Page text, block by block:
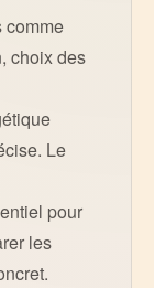
comme
choix des
Le
pour
les